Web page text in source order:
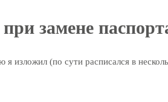
замене
изложил (по сути расписался в